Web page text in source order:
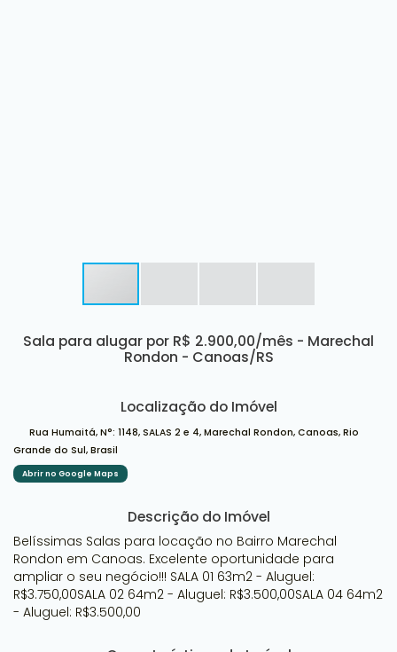
Sala para alugar por R$ 2.900,00/mês - Marechal
Rondon - Canoas/RS
Localização do Imóvel
Rua Humaitá, N°: 1148, SALAS 2 e 4, Marechal Rondon, Canoas, Rio
Grande do Sul, Brasil
Abrir no Google Maps
Descrição do Imóvel
Belíssimas Salas para locação no Bairro Marechal
Rondon em Canoas. Excelente oportunidade para
ampliar o seu negócio!!! SALA 01 63m2 - Aluguel:
R$3.750,00SALA 02 64m2 - Aluguel: R$3.500,00SALA 04 64m2
- Aluguel: R$3.500,00